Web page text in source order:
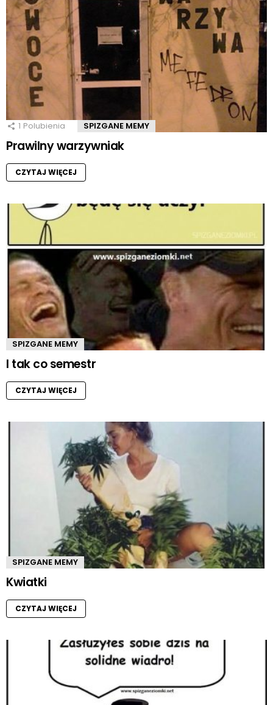
1 Polubienia SPIZGANE MEMY
Prawilny warzywniak
CZYTAJ WIĘCEJ
SPIZGANE MEMY
I tak co semestr
CZYTAJ WIĘCEJ
SPIZGANE MEMY
Kwiatki
CZYTAJ WIĘCEJ